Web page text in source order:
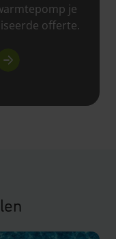
je
offerte.